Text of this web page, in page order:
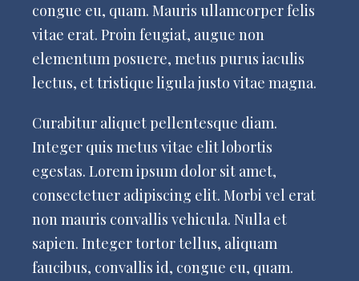
congue eu, quam. Mauris ullamcorper felis
vitae erat. Proin feugiat, augue non
elementum posuere, metus purus iaculis
lectus, et tristique ligula justo vitae magna.
Curabitur aliquet pellentesque diam.
Integer quis metus vitae elit lobortis
egestas. Lorem ipsum dolor sit amet,
consectetuer adipiscing elit. Morbi vel erat
non mauris convallis vehicula. Nulla et
sapien. Integer tortor tellus, aliquam
faucibus, convallis id, congue eu, quam.